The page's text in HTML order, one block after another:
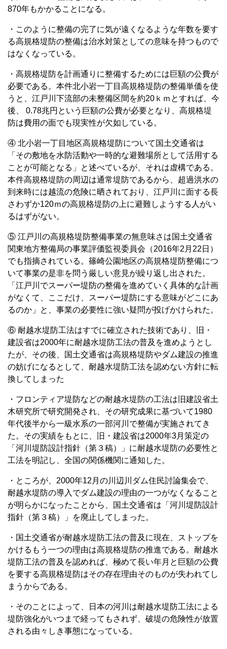
870年もかかることになる。
・このように整備の完了に気が遠くなるような年数を要す
る高規格堤防の整備は治水対策としての意味を持つもので
はなくなっている。
・高規格堤防を計画通りに整備するためには巨額の公費が
必要である。本件北小岩一丁目高規格堤防の整備単価を使
うと、江戸川下流部の未整備区間を約20ｋｍとすれば、今
後、 0.78兆円という巨額の公費が必要となり、高規格堤
防は費用の面でも現実性が欠如している。
④ 北小岩一丁目地区高規格堤防について国土交通省は
「その敷地を水防活動や一時的な避難場所として活用する
ことが可能となる」と述べているが、それは虚構である。
本件高規格堤防の周辺は通常堤防であるから、超過洪水の
到来時には越流の危険に晒されており、江戸川に面する長
さわずか120ｍの高規格堤防の上に避難しようする人がい
るはずがない。
⑤ 江戸川の高規格堤防整備事業の無意味さは国土交通省
関東地方整備局の事業評価監視委員会（2016年2月22日）
でも指摘されている。篠崎公園地区の高規格堤防整備につ
いて事業の是非を問う厳しい意見が繰り返し出された。
「江戸川でスーパー堤防の整備を進めていく具体的な計画
がなくて、ここだけ、スーパー堤防にする意味がどこにあ
るのか」と、事業の必要性に強い疑問が投げかけられた。
⑥ 耐越水堤防工法はすでに確立された技術であり、旧・
建設省は2000年に耐越水堤防工法の普及を進めようとし
たが、その後、国土交通省は高規格堤防やダム建設の推進
の妨げになるとして、耐越水堤防工法を認めない方針に転
換してしまった
・フロンティア堤防などの耐越水堤防の工法は旧建設省土
木研究所で研究開発され、その研究成果に基づいて1980
年代後半から一級水系の一部河川で整備が実施されてき
た。その実績をもとに、旧・建設省は2000年3月策定の
「河川堤防設計指針（第３稿）」に耐越水堤防の必要性と
工法を明記し、全国の関係機関に通知した。
・ところが、2000年12月の川辺川ダム住民討論集会で、
耐越水堤防の導入でダム建設の理由の一つがなくなること
が明らかになったことから、国土交通省は「河川堤防設計
指針（第３稿）」を廃止してしまった。
・国土交通省が耐越水堤防工法の普及に現在、ストップを
かけるもう一つの理由は高規格堤防の推進である。耐越水
堤防工法の普及を認めれば、極めて長い年月と巨額の公費
を要する高規格堤防はその存在理由そのものが失われてし
まうからである。
・そのことによって、日本の河川は耐越水堤防工法による
堤防強化がいつまで経ってもされず、破堤の危険性が放置
される由々しき事態になっている。